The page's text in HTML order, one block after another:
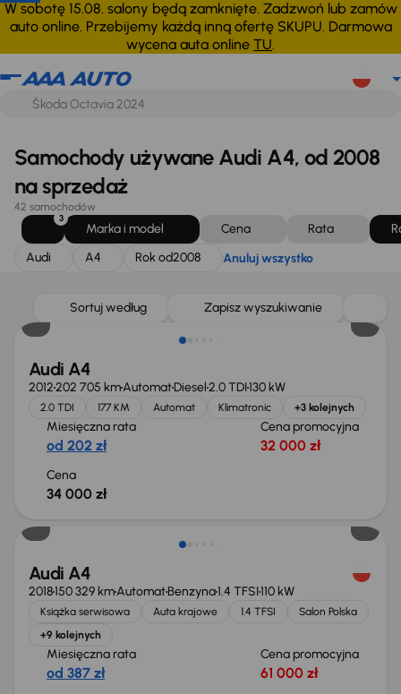
W sobotę 15.08. salony będą zamknięte. Zadzwoń lub zamów
auto online. Przebijemy każdą inną ofertę SKUPU. Darmowa
wycena auta online TU.
Audi A4 Rok od2008 Anuluj wszystko
Samochody używane Audi A4, od 2008
na sprzedaż
42 samochodów
3
Marka i model Cena Rata
Audi
A4 Rok od2008 Anuluj wszystko
Sortuj według Zapisz wyszukiwanie
Audi A4
2012202 705 kmAutomatDiesel2.0 TDI130 kW
2.0 TDI 177 KM Automat Klimatronic +3 kolejnych
Miesięczna rata
od 202 zł
Cena promocyjna
32 000 zł
Cena
34 000 zł
Audi A4
2018150 329 kmAutomatBenzyna1.4 TFSI110 kW
Książka serwisowa Auta krajowe 1.4 TFSI
Salon Polska
+9 kolejnych
Miesięczna rata
od 387 zł
Cena promocyjna
61 000 zł